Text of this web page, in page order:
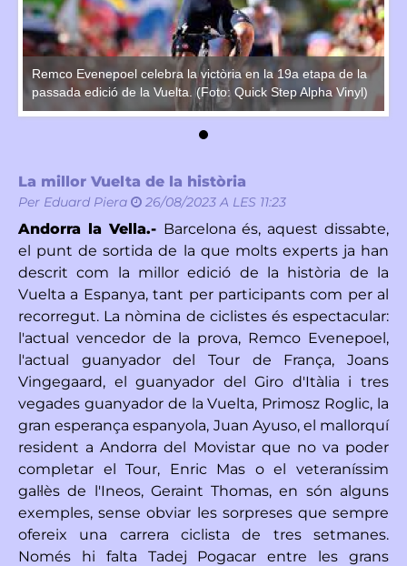
Remco Evenepoel celebra la victòria en la 19a etapa de la
passada edició de la Vuelta. (Foto: Quick Step Alpha Vinyl)
La millor Vuelta de la història
Per Eduard Piera 26/08/2023 A LES 11:23
Andorra la Vella.- Barcelona és, aquest dissabte,
el punt de sortida de la que molts experts ja han
descrit com la millor edició de la història de la
Vuelta a Espanya, tant per participants com per al
recorregut. La nòmina de ciclistes és espectacular:
l'actual vencedor de la prova, Remco Evenepoel,
l'actual guanyador del Tour de França, Joans
Vingegaard, el guanyador del Giro d'Itàlia i tres
vegades guanyador de la Vuelta, Primosz Roglic, la
gran esperança espanyola, Juan Ayuso, el mallorquí
resident a Andorra del Movistar que no va poder
completar el Tour, Enric Mas o el veteraníssim
gal·lès de l'Ineos, Geraint Thomas, en són alguns
exemples, sense obviar les sorpreses que sempre
ofereix una carrera ciclista de tres setmanes.
Només hi falta Tadej Pogacar entre les grans